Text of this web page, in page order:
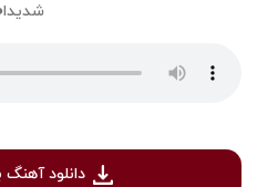
دانلود